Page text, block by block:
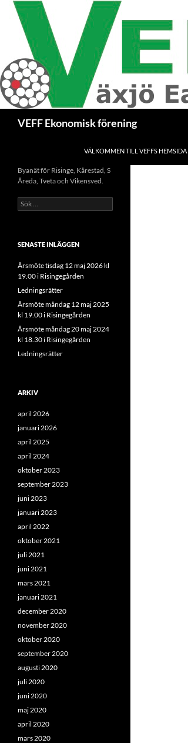
Hoppa
innehåll
VEFF Ekonomisk förening
VÄLKOMMEN TILL VEFFS HEMSIDA
Byanät för Risinge, Kårestad, S
Åreda, Tveta och Vikensved.
Sök
efter:
SENASTE INLÄGGEN
Årsmöte tisdag 12 maj 2026 kl
19.00 i Risingegården
Ledningsrätter
Årsmöte måndag 12 maj 2025
kl 19.00 i Risingegården
Årsmöte måndag 20 maj 2024
kl 18.30 i Risingegården
Ledningsrätter
ARKIV
april 2026
januari 2026
april 2025
april 2024
oktober 2023
september 2023
juni 2023
januari 2023
april 2022
oktober 2021
juli 2021
juni 2021
mars 2021
januari 2021
december 2020
november 2020
oktober 2020
september 2020
augusti 2020
juli 2020
juni 2020
maj 2020
april 2020
mars 2020